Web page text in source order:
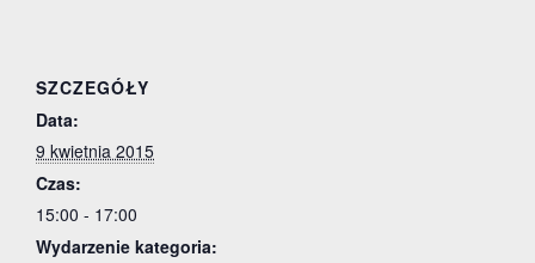
SZCZEGÓŁY
Data:
9 kwietnia 2015
Czas:
15:00 - 17:00
Wydarzenie kategoria: